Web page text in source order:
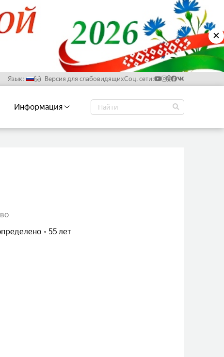
✕
Язык: Версия для слабовидящихСоц. сети:
Информация
55 лет